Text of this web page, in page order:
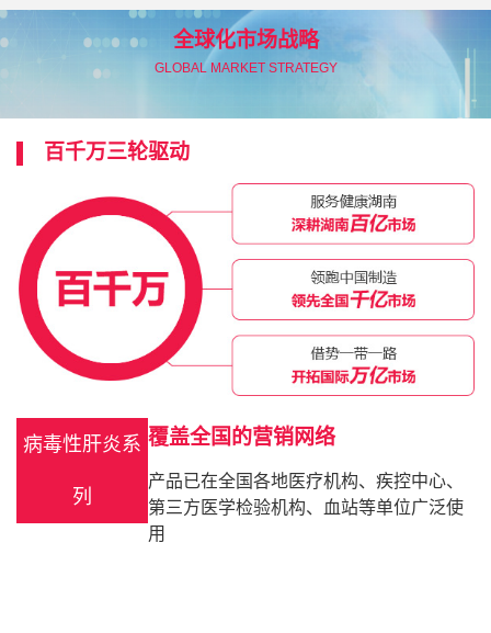
全球化市场战略
GLOBAL MARKET STRATEGY
百千万三轮驱动
病毒性肝炎系
列
覆盖全国的营销网络
产品已在全国各地医疗机构、疾控中心、
第三方医学检验机构、血站等单位广泛使
用